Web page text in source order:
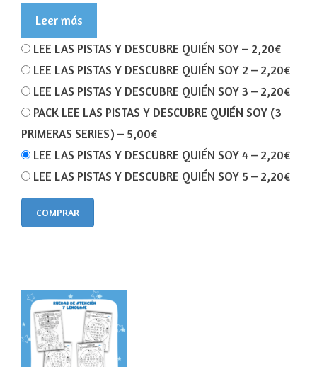
Leer más
LEE LAS PISTAS Y DESCUBRE QUIÉN SOY– 2,20€
LEE LAS PISTAS Y DESCUBRE QUIÉN SOY 2 – 2,20€
LEE LAS PISTAS Y DESCUBRE QUIÉN SOY 3 – 2,20€
PACK LEE LAS PISTAS Y DESCUBRE QUIÉN SOY (3
PRIMERAS SERIES) – 5,00€
LEE LAS PISTAS Y DESCUBRE QUIÉN SOY 4– 2,20€
LEE LAS PISTAS Y DESCUBRE QUIÉN SOY 5 – 2,20€
COMPRAR